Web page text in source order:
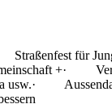
für
+·
usw.·